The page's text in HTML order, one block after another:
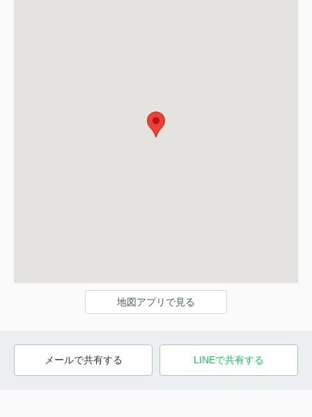
地図アプリで見る
メールで共有する LINEで共有する